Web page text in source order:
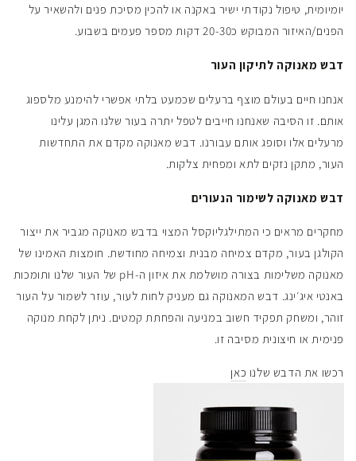
יומיומית, טיפול נקודתי ישיר באקנה או להכין מסיכת פנים ולהשאיר על
הפנים/האיזור המבוקש כ20-30 דקות מספר פעמים בשבוע.
דבש מאנוקה לתיקון העור
אנחנו חיים בעולם מוצף ברעלים שכמעט בלתי אפשרי להימנע מלספוג
אותם. זו הסיבה שאנחנו חייבים לטפל יתרה בעור שלנו המגן עלינו
מרעלים אלו וסופג אותם עבורנו. דבש מאנוקה מקדם את התחדשות
העור, מתקן נזקים לתא ומפחית צלקות.
דבש מאנוקה לשימור הנעורים
מחקרים מראים כי המתילגליוקסל המצוי בדבש מאנוקה מגביר את ייצור
הקולגן בעור, מקדם צמיחה מבנית וצמיחה מחודשת. חומצות האמינו של
מאנוקה משלימות בצורה מושלמת את איזון ה-pH של העור שלנו ותומכות
באנטי איג׳ינג. דבש המאנוקה גם מעניק לחות לעור, עוזר לשמור על העור
זוהר, ומשחק תפקיד חשוב במניעה והפחתת קמטים. ניתן לקחת מנוקה
פנימית או חיצונית מסיבה זו.
רכשו את הדבש שלנו כאן